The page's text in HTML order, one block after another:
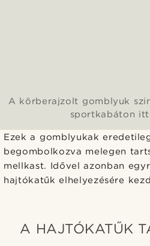
A körberajzolt gomblyuk
sportkabáton
Ezek a gomblyukak
begombolkozva melegen
mellkast. Idővel azonban
hajtókatűk elhelyezésére
A HAJTÓKATŰK